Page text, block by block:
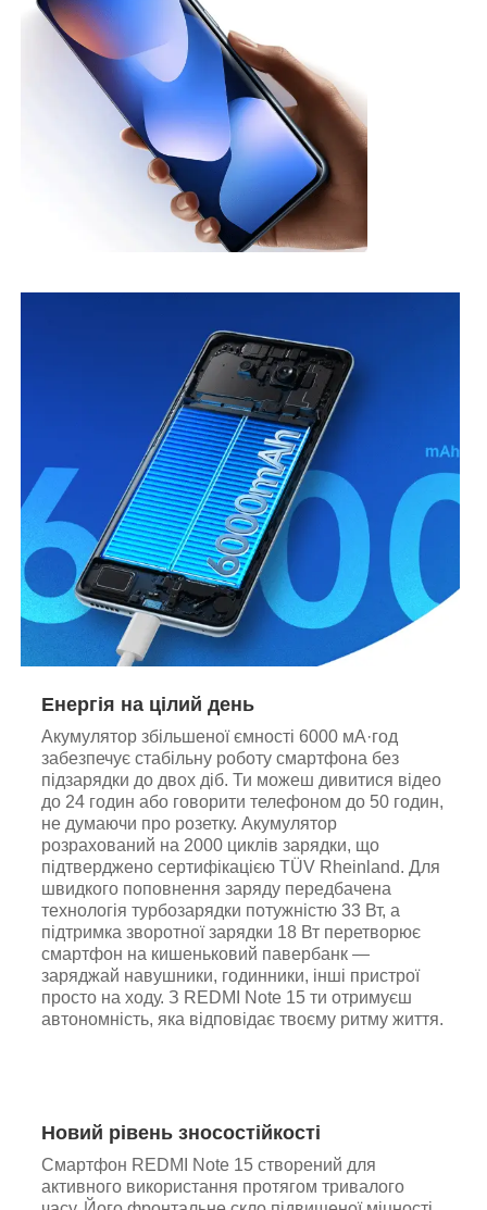
Енергія на цілий день
Акумулятор збільшеної ємності 6000 мА·год
забезпечує стабільну роботу смартфона без
підзарядки до двох діб. Ти можеш дивитися відео
до 24 годин або говорити телефоном до 50 годин,
не думаючи про розетку. Акумулятор
розрахований на 2000 циклів зарядки, що
підтверджено сертифікацією TÜV Rheinland. Для
швидкого поповнення заряду передбачена
технологія турбозарядки потужністю 33 Вт, а
підтримка зворотної зарядки 18 Вт перетворює
смартфон на кишеньковий павербанк —
заряджай навушники, годинники, інші пристрої
просто на ходу. З REDMI Note 15 ти отримуєш
автономність, яка відповідає твоєму ритму життя.
Новий рівень зносостійкості
Смартфон REDMI Note 15 створений для
активного використання протягом тривалого